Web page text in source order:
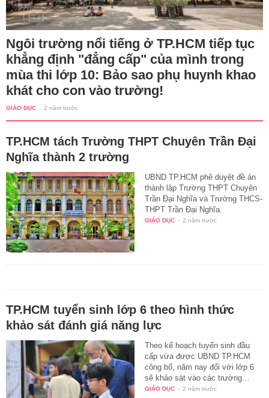
Ngôi trường nổi tiếng ở TP.HCM tiếp tục
khẳng định "đẳng cấp" của mình trong
mùa thi lớp 10: Bảo sao phụ huynh khao
khát cho con vào trường!
GIÁO DỤC - 2 năm trước
TP.HCM tách Trường THPT Chuyên Trần Đại
Nghĩa thành 2 trường
UBND TP.HCM phê duyệt đề án
thành lập Trường THPT Chuyên
Trần Đại Nghĩa và Trường THCS-
THPT Trần Đại Nghĩa.
GIÁO DỤC - 2 năm trước
TP.HCM tuyển sinh lớp 6 theo hình thức
khảo sát đánh giá năng lực
Theo kế hoạch tuyển sinh đầu
cấp vừa được UBND TP.HCM
công bố, năm nay đối với lớp 6
sẽ khảo sát vào các trường…
GIÁO DỤC - 2 năm trước